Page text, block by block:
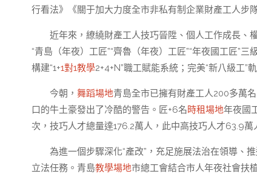
行看法》《關于加大力度全市非私有制企業財產工人步
近年來，繚繞財產工人技巧晉陞、個人工作成長、
“青島（年夜）工匠”“齊魯（年夜）工匠”“年夜國工匠”
構建“1+1對1教學2+4+N”職工賦能系統；完美“新八級工
今朝， 舞蹈場地青島全市已擁有財產工人200多萬
口的牛土豪發出了冷酷的警告。匠+6名時租場地年夜國
次，技巧人才總量達176.2萬人，此中高技巧人才63.9萬
為進一個步驟深化“產改”，充足施展法治在領導、
立法任務。青島教學場地市總工會結合市人年夜社會扶